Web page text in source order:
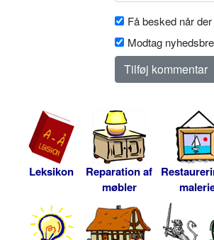
Få besked når
Modtag
Leksikon
Reparation af
møbler